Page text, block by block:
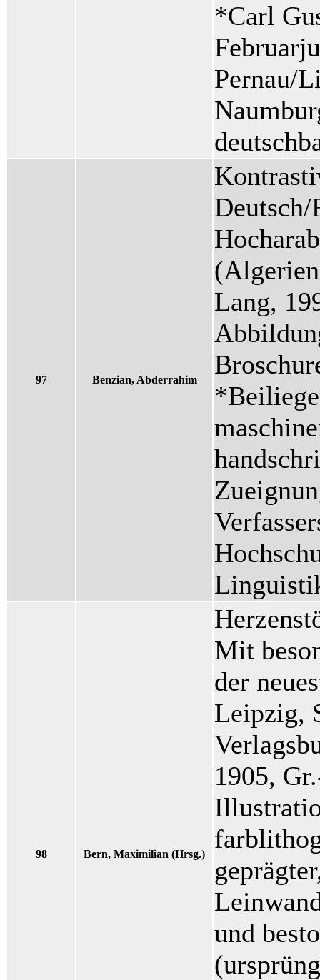
*Carl
Pernau/
97 Benzian, Abderrahim
Deutsch/
Lang,
98 Bern, Maximilian (Hrsg.)
Mit
der
Leipzig,
1905,
und